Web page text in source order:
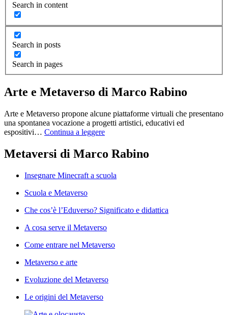
Search in content
Search in posts
Search in pages
Arte e Metaverso di Marco Rabino
Arte e Metaverso propone alcune piattaforme virtuali che presentano
una spontanea vocazione a progetti artistici, educativi ed
espositivi… Continua a leggere
Metaversi di Marco Rabino
Insegnare Minecraft a scuola
Scuola e Metaverso
Che cos’è l’Eduverso? Significato e didattica
A cosa serve il Metaverso
Come entrare nel Metaverso
Metaverso e arte
Evoluzione del Metaverso
Le origini del Metaverso